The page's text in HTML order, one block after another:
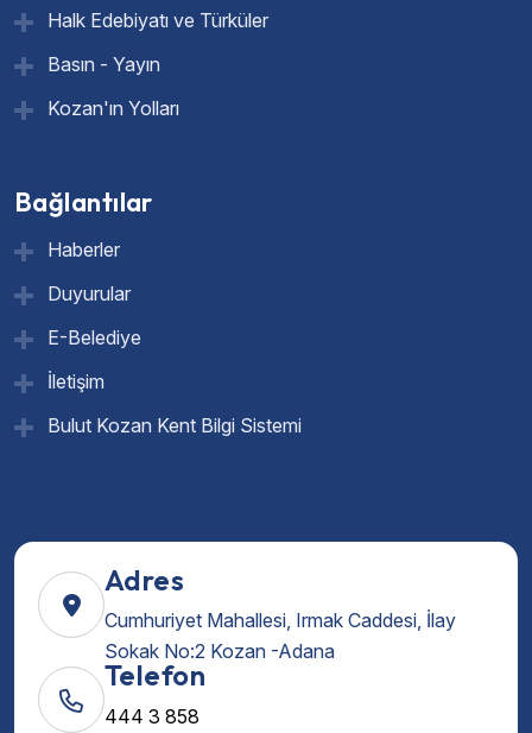
Halk Edebiyatı ve Türküler
Basın - Yayın
Kozan'ın Yolları
Bağlantılar
Haberler
Duyurular
E-Belediye
İletişim
Bulut Kozan Kent Bilgi Sistemi
Adres
Cumhuriyet Mahallesi, Irmak Caddesi, İlay
Sokak No:2 Kozan -Adana
Telefon
444 3 858